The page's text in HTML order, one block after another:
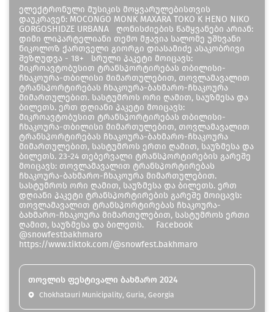
ელექტრონული მუსიკის მოყვარულებისთვის
დაუკრავენ: MOCONGO MONK MAXARA TOKO K HENO NIKO
GORGOSHIDZE URBANA ღონისძიების წამყვანები არიან:
დიმი ლიპარტელიანი თემო მჟავია სალომე უშხვანი
ნიკოლოზ ქართველი გიორგი დიასამიძე ასაკობრივი
შეზღუდვა - 18+ სრული პაკეტი მოიცავს:
მიკროავტობუსით ტრანსპორტირებას თბილისი-
ჩხაკოურა-თბილისი მიმართულებით, თოვლამავალით
ტრანსპორტირებას ჩხაკოურა-ბახმარო-ჩხაკოურა
მიმართულებით. სასტუმროს ორი ღამით, საუზმესა და
ბილეთს. ერთ დღიანი პაკეტი მოიცავს:
მიკროავტობუსით ტრანსპორტირებას თბილისი-
ჩხაკოურა-თბილისი მიმართულებით, თოვლამავალით
ტრანსპორტირებას ჩხაკოურა-ბახმარო-ჩხაკოურა
მიმართულებით, სასტუმროს ერთი ღამით, საუზმესა და
ბილეთს. 23-24 თებერვალი ტრანსპორტირების გარეშე
მოიცავს: თოვლამავალით ტრანსპორტირებას
ჩხაკოურა-ბახმარო-ჩხაკოურა მიმართულებით.
სასტუმროს ორი ღამით, საუზმესა და ბილეთს. ერთ
დღიანი პაკეტი ტრანსპორტირების გარეშე მოიცავს:
თოვლამავალით ტრანსპორტირებას ჩხაკოურა-
ბახმარო-ჩხაკოურა მიმართულებით, სასტუმროს ერთი
ღამით, საუზმესა და ბილეთს. Facebook
@snowfestbakhmaro
https://www.tiktok.com/@snowfest.bakhmaro
თოვლის ფესტივალი ბახმარო 2024
Chokhatauri Municipality, Guria, Georgia